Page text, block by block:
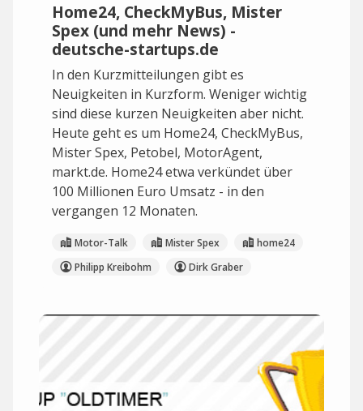
Home24, CheckMyBus, Mister
Spex (und mehr News) -
deutsche-startups.de
In den Kurzmitteilungen gibt es
Neuigkeiten in Kurzform. Weniger wichtig
sind diese kurzen Neuigkeiten aber nicht.
Heute geht es um Home24, CheckMyBus,
Mister Spex, Petobel, MotorAgent,
markt.de. Home24 etwa verkündet über
100 Millionen Euro Umsatz - in den
vergangen 12 Monaten.
Motor-Talk Mister Spex
home24
Philipp Kreibohm
Dirk Graber